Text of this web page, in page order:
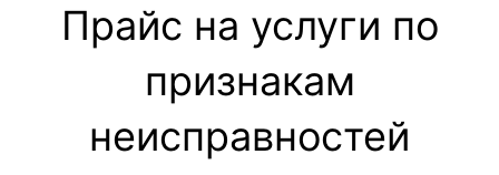
Прайс на услуги по
признакам
неисправностей